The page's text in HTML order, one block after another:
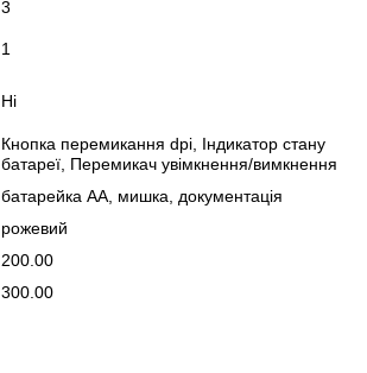
3
1
Ні
Кнопка перемикання dpi, Індикатор стану
батареї, Перемикач увімкнення/вимкнення
батарейка АА, мишка, документація
рожевий
200.00
300.00